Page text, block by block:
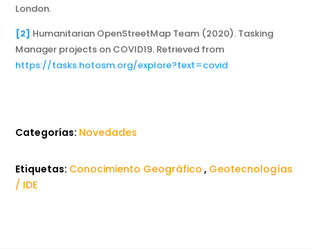
London.
[2] Humanitarian OpenStreetMap Team (2020). Tasking
Manager projects on COVID19. Retrieved from
https://tasks.hotosm.org/explore?text=covid
Categorías: Novedades
Etiquetas: Conocimiento Geográfico , Geotecnologías
/ IDE